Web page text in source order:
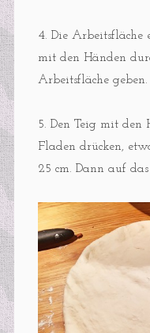
4. Die Arbeitsfläche
mit den Händen
Arbeitsfläche geben.
5. Den Teig mit den
Fladen drücken,
25 cm. Dann auf das